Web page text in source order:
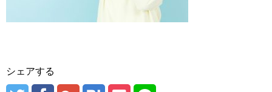
シェアする